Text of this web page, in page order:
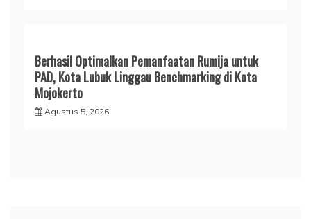
Berhasil Optimalkan Pemanfaatan Rumija untuk
PAD, Kota Lubuk Linggau Benchmarking di Kota
Mojokerto
Agustus 5, 2026